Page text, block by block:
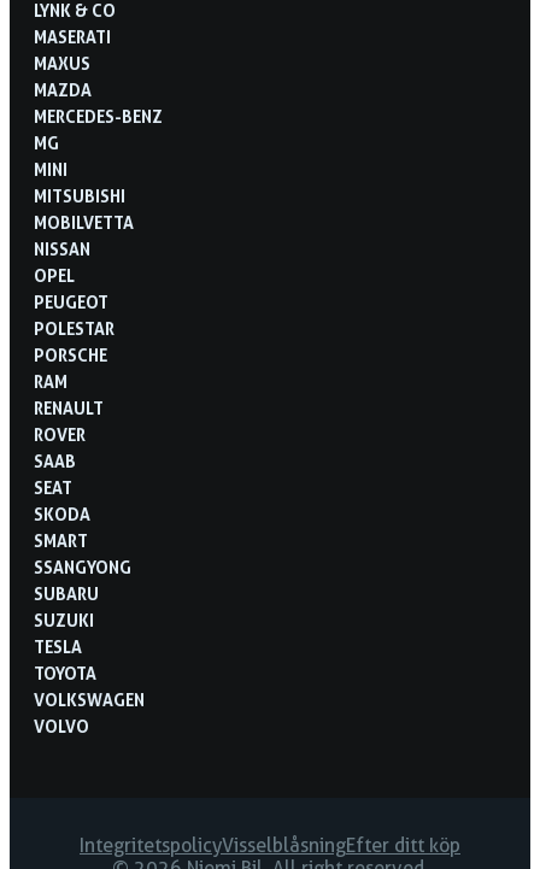
LYNK & CO
MASERATI
MAXUS
MAZDA
MERCEDES-BENZ
MG
MINI
MITSUBISHI
MOBILVETTA
NISSAN
OPEL
PEUGEOT
POLESTAR
PORSCHE
RAM
RENAULT
ROVER
SAAB
SEAT
SKODA
SMART
SSANGYONG
SUBARU
SUZUKI
TESLA
TOYOTA
VOLKSWAGEN
VOLVO
IntegritetspolicyVisselblåsningEfter ditt köp